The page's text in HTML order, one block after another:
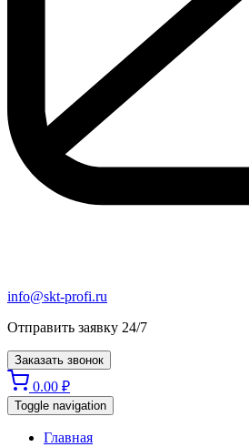
info@skt-profi.ru
Отправить заявку 24/7
Заказать звонок
0.00 ₽
Toggle navigation
Главная